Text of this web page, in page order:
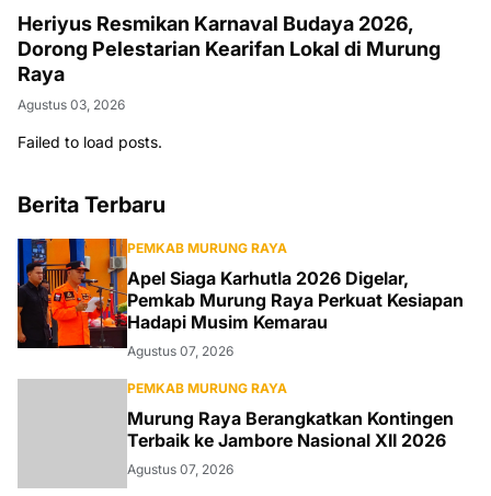
Heriyus Resmikan Karnaval Budaya 2026,
Dorong Pelestarian Kearifan Lokal di Murung
Raya
Agustus 03, 2026
Failed to load posts.
Berita Terbaru
PEMKAB MURUNG RAYA
Apel Siaga Karhutla 2026 Digelar,
Pemkab Murung Raya Perkuat Kesiapan
Hadapi Musim Kemarau
Agustus 07, 2026
PEMKAB MURUNG RAYA
Murung Raya Berangkatkan Kontingen
Terbaik ke Jambore Nasional XII 2026
Agustus 07, 2026